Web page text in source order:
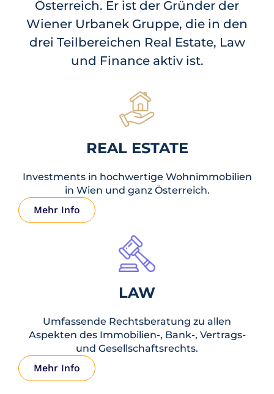
arkt
Die Urbanek Real Estate GmbH plant den
Wohnimmobilien in Wien und an deren Teilen
Österreichs mit Fokus auf unterbewertete
Objekte mit sofortigem Cashflow
Österreich. Er ist der Gründer der
Wiener Urbanek Gruppe, die in den
drei Teilbereichen Real Estate, Law
und Finance aktiv ist.
REAL ESTATE
Investments in hochwertige Wohnimmobilien
in Wien und ganz Österreich.
Mehr Info
LAW
Umfassende Rechtsberatung zu allen
Aspekten des Immobilien-, Bank-, Vertrags-
und Gesellschaftsrechts.
Mehr Info